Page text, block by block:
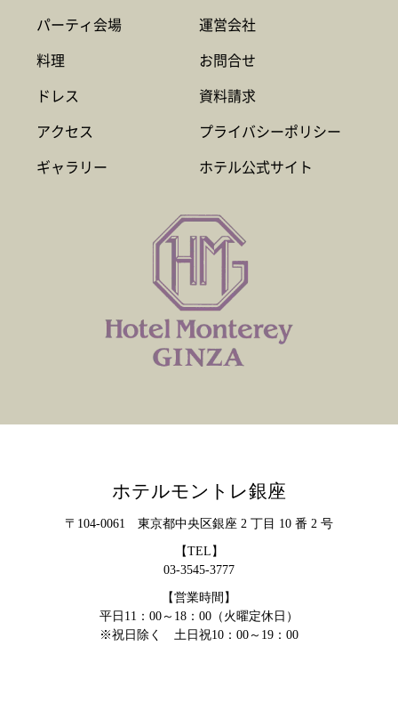
パーティ会場
料理
ドレス
アクセス
ギャラリー
運営会社
お問合せ
資料請求
プライバシーポリシー
ホテル公式サイト
ホテルモントレ銀座
〒104-0061 東京都中央区銀座 2 丁目 10 番 2 号
【TEL】
03-3545-3777
【営業時間】
平日11：00～18：00（火曜定休日）
※祝日除く 土日祝10：00～19：00